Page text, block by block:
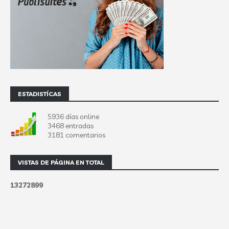
ESTADISTÍCAS
5936 días online
3468 entradas
3181 comentarios
VISTAS DE PÁGINA EN TOTAL
13272899